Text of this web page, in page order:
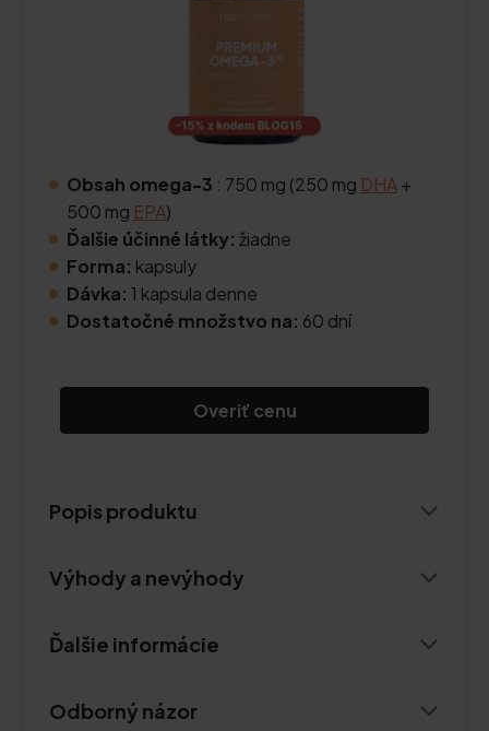
Obsah omega-3 : 750 mg (250 mg DHA+
500 mg EPA)
Ďalšie účinné látky: žiadne
Forma: kapsuly
Dávka: 1 kapsula denne
Dostatočné množstvo na: 60 dní
Overiť cenu
Popis produktu
Výhody a nevýhody
Ďalšie informácie
Odborný názor